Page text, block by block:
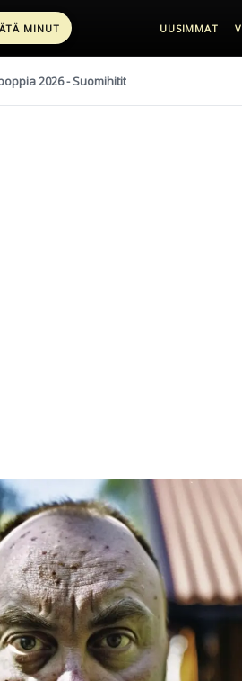
MINUT UUSIMMAT
2026 - Suomihitit